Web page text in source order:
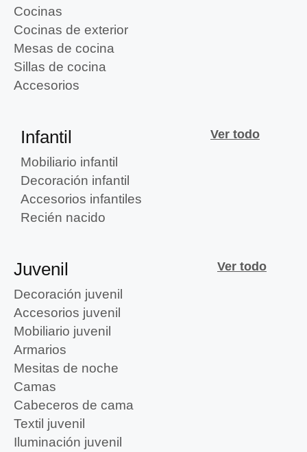
Cocinas
Cocinas de exterior
Mesas de cocina
Sillas de cocina
Accesorios
Infantil Ver todo
Mobiliario infantil
Decoración infantil
Accesorios infantiles
Recién nacido
Juvenil Ver todo
Decoración juvenil
Accesorios juvenil
Mobiliario juvenil
Armarios
Mesitas de noche
Camas
Cabeceros de cama
Textil juvenil
Iluminación juvenil